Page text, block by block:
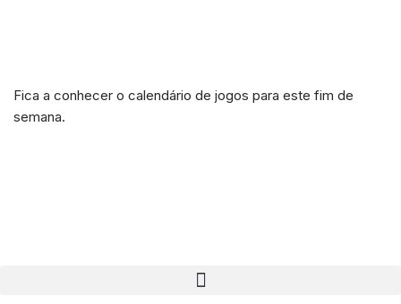
Fica a conhecer o calendário de jogos para este fim de
semana.